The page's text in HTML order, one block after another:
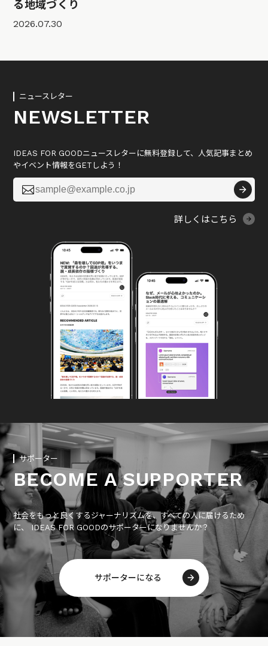
る地域づくり
2026.07.30
ニュースレター
NEWSLETTER
IDEAS FOR GOODニュースレターに無料登録して、人気記事まとめ
やイベント情報をGETしよう！

詳しくはこちら
サポーター
BECOME A SUPPORTER
社会をもっと良くするジャーナリズムを、すべての人に届けるため
に、 IDEAS FOR GOODのサポーターになりませんか？
サポーターになる